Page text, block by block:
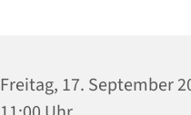
Freitag, 17. September